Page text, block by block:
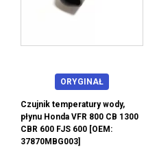
ORYGINAŁ
Czujnik temperatury wody,
płynu Honda VFR 800 CB 1300
CBR 600 FJS 600 [OEM:
37870MBG003]